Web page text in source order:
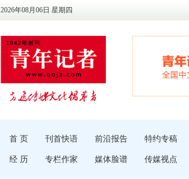
2026年08月06日 星期四
首 页 刊首快语 前沿报告 特约专稿
经 历 专栏作家 媒体脸谱 传媒视点